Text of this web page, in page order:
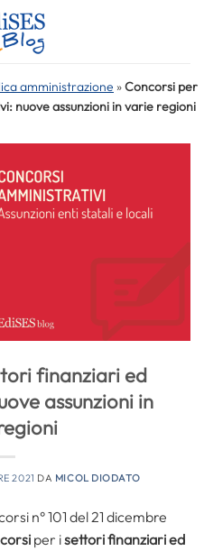
amministrazione »Concorsi per
nuove assunzioni in varie regioni
finanziari ed
assunzioni in
2021 DA MICOL DIODATO
n° 101 del 21 dicembre
per isettori finanziari ed